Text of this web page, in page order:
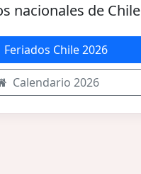
nacionales de Chile
Feriados Chile 2026
Calendario 2026